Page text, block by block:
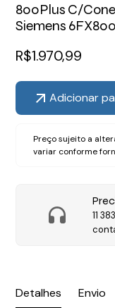
Detalhes Envio
800Plus C/
Siemens
R$1.970,99
Adicionar
Preço sujeito a
variar conforme
11